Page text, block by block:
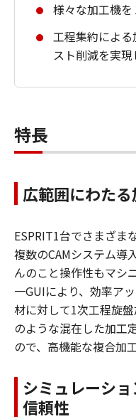
様々な加工機を
工程集約によ
スト削減を実現
特長
広範囲にわた
ESPRIT1台でさまざま
複数のCAMシステム導
んのこと操作性もマシ
一GUIにより、効率ア
材に対して1次工程旋
のような混在した加工
ので、高機能な複合加
シミュレーシ
信頼性